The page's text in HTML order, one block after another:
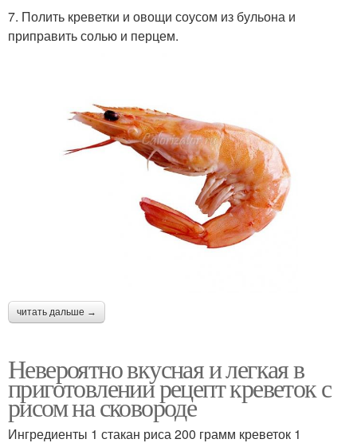
7. Полить креветки и овощи соусом из бульона и
приправить солью и перцем.
читать дальше →
Невероятно вкусная и легкая в
приготовлении рецепт креветок с
рисом на сковороде
Ингредиенты 1 стакан риса 200 грамм креветок 1